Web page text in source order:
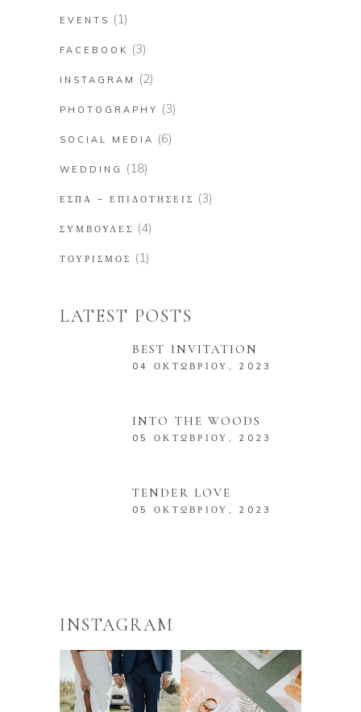
EVENTS (1)
FACEBOOK (3)
INSTAGRAM (2)
PHOTOGRAPHY (3)
SOCIAL MEDIA (6)
WEDDING (18)
ΕΣΠΑ – ΕΠΙΔΟΤΉΣΕΙΣ (3)
ΣΥΜΒΟΥΛΈΣ (4)
ΤΟΥΡΙΣΜΌΣ (1)
LATEST POSTS
BEST INVITATION
04 ΟΚΤΩΒΡΊΟΥ, 2023
INTO THE WOODS
05 ΟΚΤΩΒΡΊΟΥ, 2023
TENDER LOVE
05 ΟΚΤΩΒΡΊΟΥ, 2023
INSTAGRAM